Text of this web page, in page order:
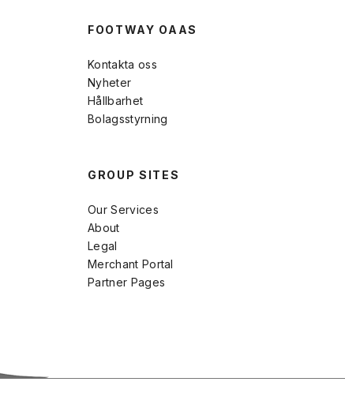
FOOTWAY OAAS
Kontakta oss
Nyheter
Hållbarhet
Bolagsstyrning
GROUP SITES
Our Services
About
Legal
Merchant Portal
Partner Pages